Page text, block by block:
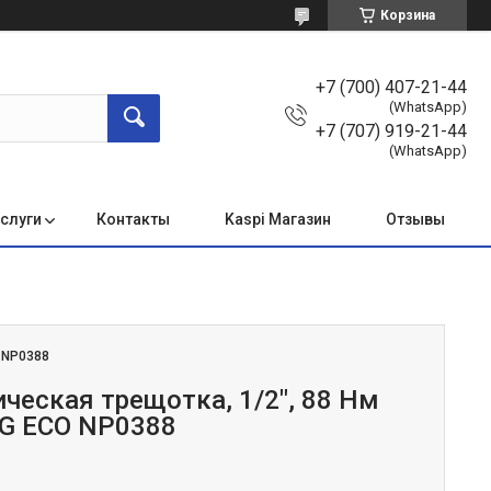
Корзина
+7 (700) 407-21-44
(WhatsApp)
+7 (707) 919-21-44
(WhatsApp)
Контакты Kaspi Магазин Отзывы
NP0388
трещотка, 1/2", 88 Нм
ECO NP0388